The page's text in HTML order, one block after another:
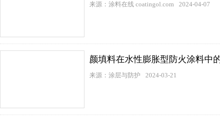
来源：涂料在线 coatingol.com 2024-04-07
颜填料在水性膨胀型防火涂料中
来源：涂层与防护 2024-03-21